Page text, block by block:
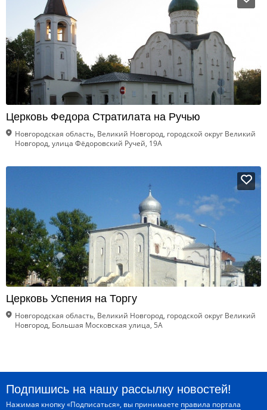
Церковь Федора Стратилата на Ручью
Новгородская область, Великий Новгород, городской округ Великий
Новгород, улица Фёдоровский Ручей, 19А
Церковь Успения на Торгу
Новгородская область, Великий Новгород, городской округ Великий
Новгород, Большая Московская улица, 5А
Подпишись на нашу рассылку новостей!
Нажимая кнопку «Подписаться», вы принимаете правила портала